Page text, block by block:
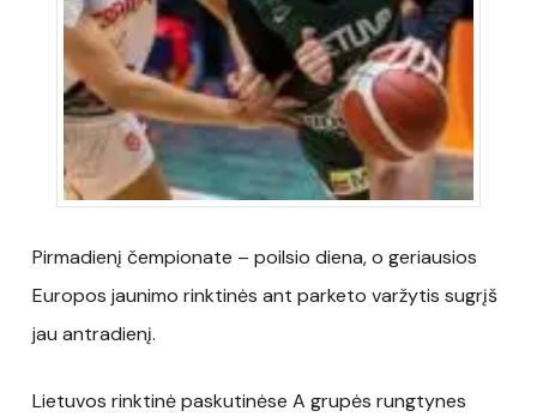
Pirmadienį čempionate – poilsio diena, o geriausios
Europos jaunimo rinktinės ant parketo varžytis sugrįš
jau antradienį.
Lietuvos rinktinė paskutinėse A grupės rungtynes